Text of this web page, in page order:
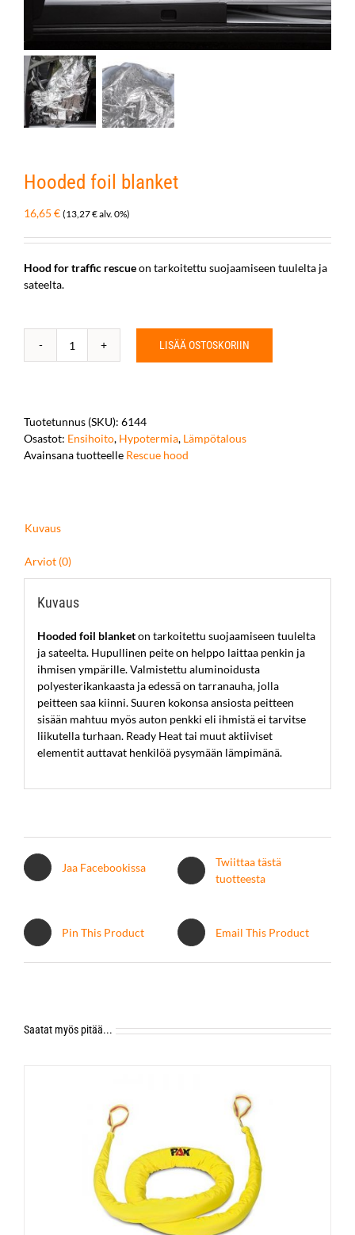
Hooded foil blanket
16,65 € (13,27€alv. 0%)
Hood for traffic rescueon tarkoitettu suojaamiseen tuulelta ja
sateelta.
Hooded
LISÄÄ OSTOSKORIIN
Tuotetunnus (SKU): 6144
Osastot: Ensihoito, Hypotermia, Lämpötalous
Avainsana tuotteelle Rescue hood
Kuvaus
Arviot (0)
Kuvaus
Hooded foil blanketon tarkoitettu suojaamiseen tuulelta
ja sateelta. Hupullinen peite on helppo laittaa penkin ja
ihmisen ympärille. Valmistettu aluminoidusta
polyesterikankaasta ja edessä on tarranauha, jolla
peitteen saa kiinni. Suuren kokonsa ansiosta peitteen
sisään mahtuu myös auton penkki eli ihmistä ei tarvitse
liikutella turhaan. Ready Heat tai muut aktiiviset
elementit auttavat henkilöä pysymään lämpimänä.
Jaa Facebookissa
Twiittaa tästä
tuotteesta
Pin This Product Email This Product
Saatat myös pitää...